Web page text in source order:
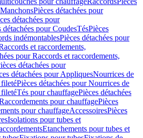
ManchonsPièces détachées pour
détachées pour
détachées pour CoudesTésPièces
indémontablesPièces détachées pour
et raccordements,
pour Raccords et raccordements,
détachées pour
détachées pour AppliquesNourrices de
Pièces détachées pour Nourrices de
Tés pour chauffagePièces détachées
pour chauffagePièces
pour chauffageAccessoiresPièces
Isolations pour tubes et
Etanchements pour tubes et